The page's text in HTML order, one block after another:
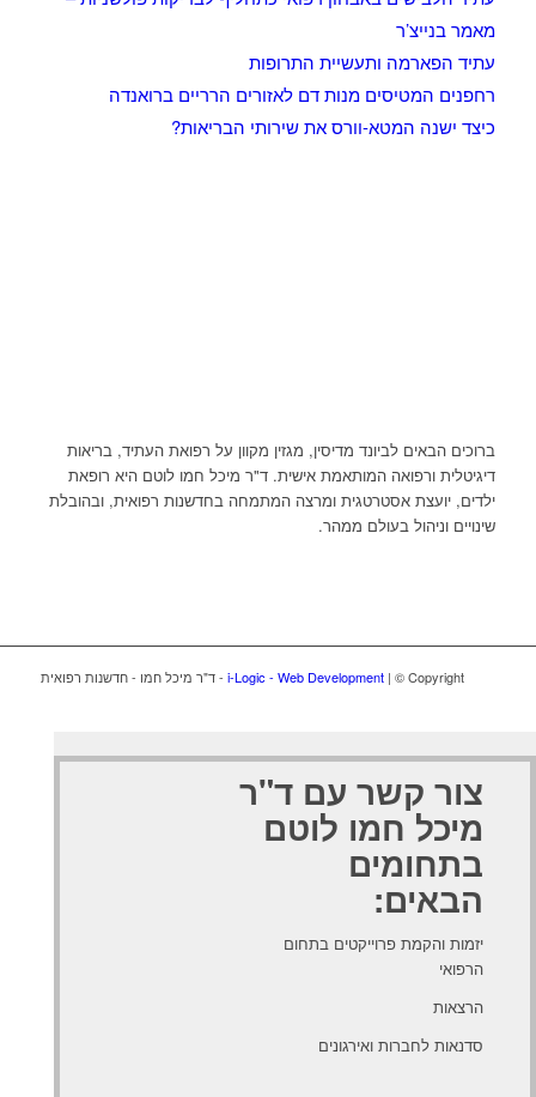
מאמר בנייצ’ר
עתיד הפארמה ותעשיית התרופות
רחפנים המטיסים מנות דם לאזורים הרריים ברואנדה
כיצד ישנה המטא-וורס את שירותי הבריאות?
ברוכים הבאים לביונד מדיסין, מגזין מקוון על רפואת העתיד, בריאות
דיגיטלית ורפואה המותאמת אישית. ד"ר מיכל חמו לוטם היא רופאת
ילדים, יועצת אסטרטגית ומרצה המתמחה בחדשנות רפואית, ובהובלת
שינויים וניהול בעולם ממהר.
i-Logic - Web Development | © Copyright - ד"ר מיכל חמו - חדשנות רפואית
צור קשר עם ד"ר
מיכל חמו לוטם
בתחומים
הבאים:
יזמות והקמת פרוייקטים בתחום
הרפואי
הרצאות
סדנאות לחברות ואירגונים